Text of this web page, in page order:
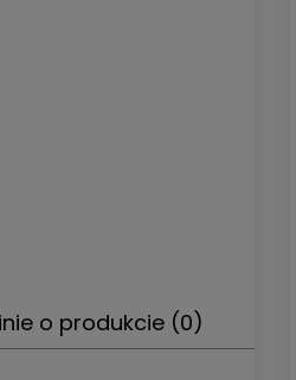
o produkcie (0)